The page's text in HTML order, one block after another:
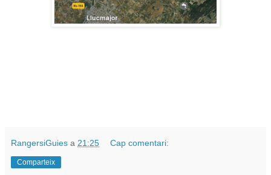
RangersiGuies a 21:25 Cap comentari:
Comparteix